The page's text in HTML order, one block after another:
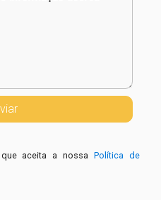
que aceita a nossaPolítica de